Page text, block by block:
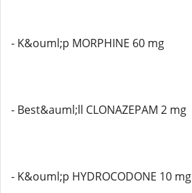
- K&ouml;p MORPHINE 60 mg
- Best&auml;ll CLONAZEPAM 2 mg
- K&ouml;p HYDROCODONE 10 mg